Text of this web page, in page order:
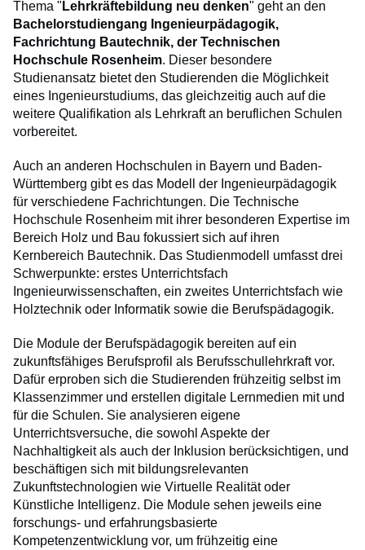
Thema " Lehrkräftebildung neu denken" geht an den
Bachelorstudiengang Ingenieurpädagogik,
Fachrichtung Bautechnik, der Technischen
Hochschule Rosenheim. Dieser besondere
Studienansatz bietet den Studierenden die Möglichkeit
eines Ingenieurstudiums, das gleichzeitig auch auf die
weitere Qualifikation als Lehrkraft an beruflichen Schulen
vorbereitet.
Auch an anderen Hochschulen in Bayern und Baden-
Württemberg gibt es das Modell der Ingenieurpädagogik
für verschiedene Fachrichtungen. Die Technische
Hochschule Rosenheim mit ihrer besonderen Expertise im
Bereich Holz und Bau fokussiert sich auf ihren
Kernbereich Bautechnik. Das Studienmodell umfasst drei
Schwerpunkte: erstes Unterrichtsfach
Ingenieurwissenschaften, ein zweites Unterrichtsfach wie
Holztechnik oder Informatik sowie die Berufspädagogik.
Die Module der Berufspädagogik bereiten auf ein
zukunftsfähiges Berufsprofil als Berufsschullehrkraft vor.
Dafür erproben sich die Studierenden frühzeitig selbst im
Klassenzimmer und erstellen digitale Lernmedien mit und
für die Schulen. Sie analysieren eigene
Unterrichtsversuche, die sowohl Aspekte der
Nachhaltigkeit als auch der Inklusion berücksichtigen, und
beschäftigen sich mit bildungsrelevanten
Zukunftstechnologien wie Virtuelle Realität oder
Künstliche Intelligenz. Die Module sehen jeweils eine
forschungs- und erfahrungsbasierte
Kompetenzentwicklung vor, um frühzeitig eine